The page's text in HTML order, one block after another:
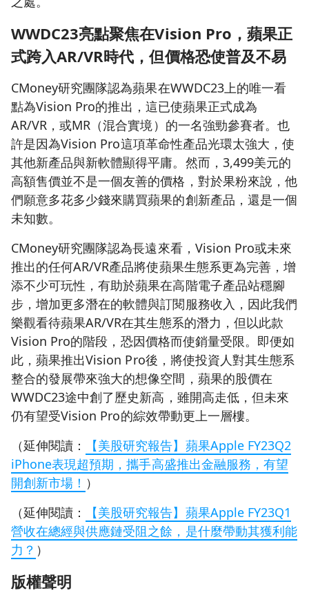
WWDC23亮點聚焦在Vision Pro ，蘋果正
式跨入AR/VR時代，但價格恐使普及不易
CMoney研究團隊認為蘋果在WWDC23上的唯一看
點為Vision Pro的推出，這已使蘋果正式成為
AR/VR，或MR（混合實境）的一名強勁參賽者。也
許是因為Vision Pro這項革命性產品光環太強大，使
其他新產品與新軟體顯得平庸。然而，3,499美元的
高額售價並不是一個友善的價格，對於果粉來說，他
們願意多花多少錢來購買蘋果的創新產品，還是一個
未知數。
CMoney研究團隊認為長遠來看，Vision Pro或未來
推出的任何AR/VR產品將使蘋果生態系更為完善，增
添不少可玩性，有助於蘋果在高階電子產品站穩腳
步，增加更多潛在的軟體與訂閱服務收入，因此我們
樂觀看待蘋果AR/VR在其生態系的潛力，但以此款
Vision Pro的階段，恐因價格而使銷量受限。即便如
此，蘋果推出Vision Pro後，將使投資人對其生態系
整合的發展帶來強大的想像空間，蘋果的股價在
WWDC23途中創了歷史新高，雖開高走低，但未來
仍有望受Vision Pro的綜效帶動更上一層樓。
（延伸閱讀：
【美股研究報告】蘋果Apple FY23Q2
iPhone表現超預期，攜手高盛推出金融服務，有望
開創新市場！ ）
（延伸閱讀：
【美股研究報告】蘋果Apple FY23Q1
營收在總經與供應鏈受阻之餘，是什麼帶動其獲利能
力？ ）
版權聲明